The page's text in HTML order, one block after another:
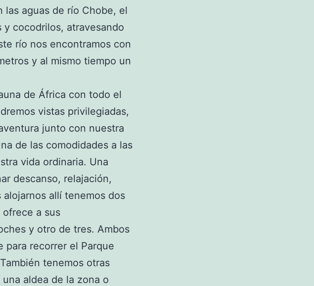
las aguas de río Chobe, el
cocodrilos, atravesando
río nos encontramos con
y al mismo tiempo un
de África con todo el
vistas privilegiadas,
junto con nuestra
de las comodidades a las
vida ordinaria. Una
descanso, relajación,
allí tenemos dos
a sus
y otro de tres. Ambos
para recorrer el Parque
tenemos otras
aldea de la zona o